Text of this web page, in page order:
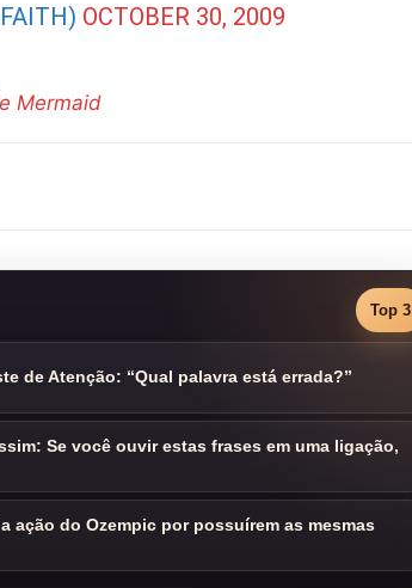
OCTOBER 30, 2009
Mermaid
Top 3
de Atenção: “Qual palavra está errada?”
Se você ouvir estas frases em uma ligação,
ação do Ozempic por possuírem as mesmas